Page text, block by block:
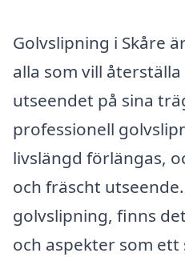
Golvslipning i Skåre
alla som vill
utseendet på sina
professionell
livslängd förlängas,
och fräscht
golvslipning, finns
och aspekter som